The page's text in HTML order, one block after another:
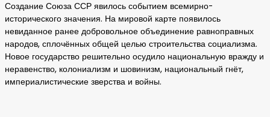
Создание Союза ССР явилось событием всемирно-
исторического значения. На мировой карте появилось
невиданное ранее добровольное объединение равноправных
народов, сплочённых общей целью строительства социализма.
Новое государство решительно осудило национальную вражду и
неравенство, колониализм и шовинизм, национальный гнёт,
империалистические зверства и войны.